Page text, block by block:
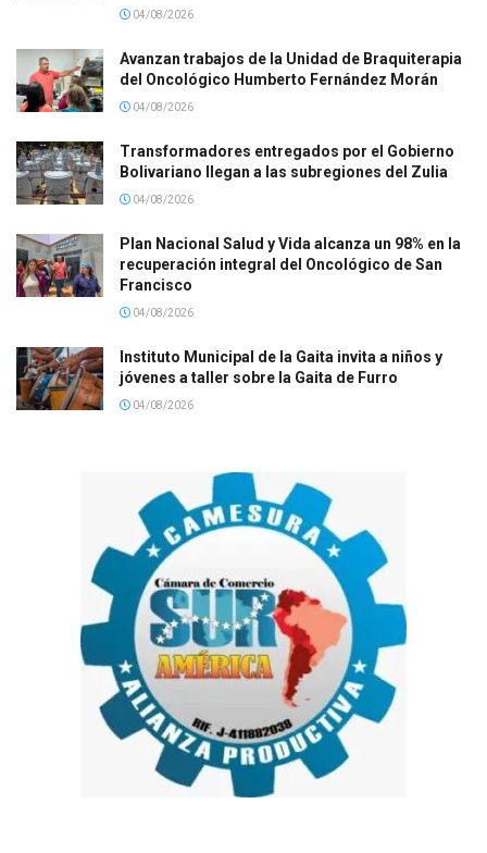
04/08/2026
Avanzan trabajos de la Unidad de Braquiterapia
del Oncológico Humberto Fernández Morán
04/08/2026
Transformadores entregados por el Gobierno
Bolivariano llegan a las subregiones del Zulia
04/08/2026
Plan Nacional Salud y Vida alcanza un 98% en la
recuperación integral del Oncológico de San
Francisco
04/08/2026
Instituto Municipal de la Gaita invita a niños y
jóvenes a taller sobre la Gaita de Furro
04/08/2026